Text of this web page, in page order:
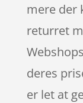
mere der
returret
deres
er let at